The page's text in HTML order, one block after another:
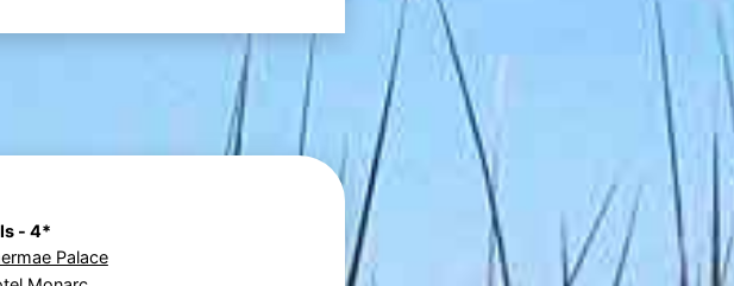
- 4*
Palace